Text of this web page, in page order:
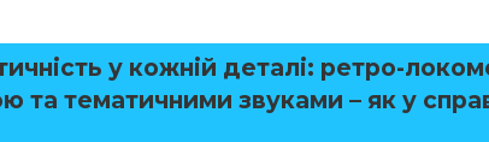
у кожній деталі: ретро-
та тематичними звуками – як у